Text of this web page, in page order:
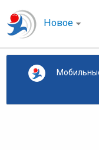
Новое